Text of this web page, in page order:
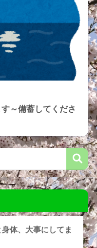
～備蓄してくださ
体、大事にしてま